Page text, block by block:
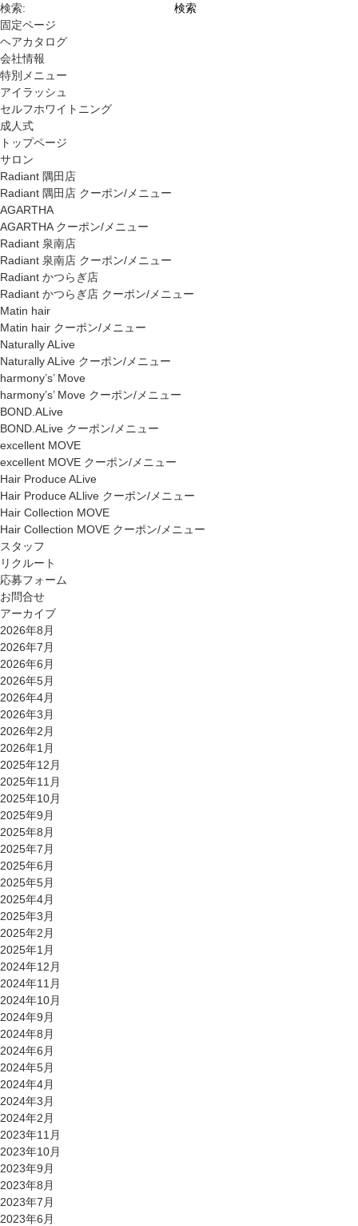
検索:
固定ページ
ヘアカタログ
会社情報
特別メニュー
アイラッシュ
セルフホワイトニング
成人式
トップページ
サロン
Radiant 隅田店
Radiant 隅田店 クーポン/メニュー
AGARTHA
AGARTHA クーポン/メニュー
Radiant 泉南店
Radiant 泉南店 クーポン/メニュー
Radiant かつらぎ店
Radiant かつらぎ店 クーポン/メニュー
Matin hair
Matin hair クーポン/メニュー
Naturally ALive
Naturally ALive クーポン/メニュー
harmony’s’ Move
harmony’s’ Move クーポン/メニュー
BOND.ALive
BOND.ALive クーポン/メニュー
excellent MOVE
excellent MOVE クーポン/メニュー
Hair Produce ALive
Hair Produce ALlive クーポン/メニュー
Hair Collection MOVE
Hair Collection MOVE クーポン/メニュー
スタッフ
リクルート
応募フォーム
お問合せ
アーカイブ
2026年8月
2026年7月
2026年6月
2026年5月
2026年4月
2026年3月
2026年2月
2026年1月
2025年12月
2025年11月
2025年10月
2025年9月
2025年8月
2025年7月
2025年6月
2025年5月
2025年4月
2025年3月
2025年2月
2025年1月
2024年12月
2024年11月
2024年10月
2024年9月
2024年8月
2024年6月
2024年5月
2024年4月
2024年3月
2024年2月
2023年11月
2023年10月
2023年9月
2023年8月
2023年7月
2023年6月